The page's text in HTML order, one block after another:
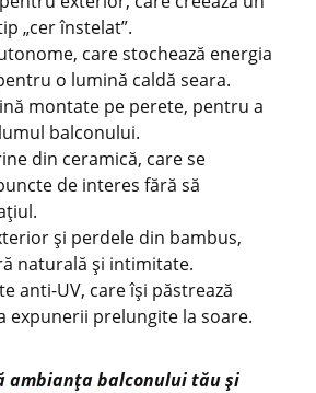
„cer înstelat”.
care stochează energia
o lumină caldă seara.
montate pe perete, pentru a
balconului.
din ceramică, care se
de interes fără să
și perdele din bambus,
naturală și intimitate.
anti-UV, care își păstrează
expunerii prelungite la soare.
ambianța balconului tău și